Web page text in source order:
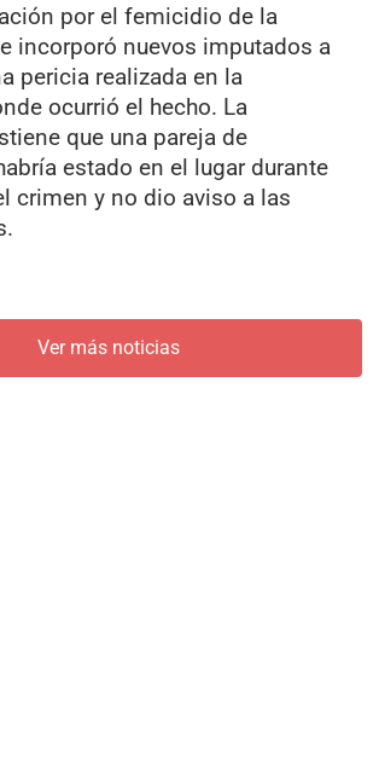
por el femicidio de la
incorporó nuevos imputados a
pericia realizada en la
ocurrió el hecho. La
que una pareja de
estado en el lugar durante
crimen y no dio aviso a las
Ver más noticias